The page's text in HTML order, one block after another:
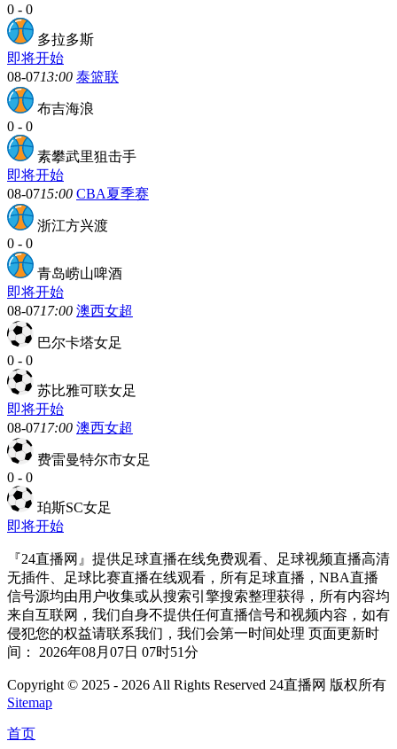
0 - 0
多拉多斯
即将开始
08-0713:00 泰篮联
布吉海浪
0 - 0
素攀武里狙击手
即将开始
08-0715:00 CBA夏季赛
浙江方兴渡
0 - 0
青岛崂山啤酒
即将开始
08-0717:00 澳西女超
巴尔卡塔女足
0 - 0
苏比雅可联女足
即将开始
08-0717:00 澳西女超
费雷曼特尔市女足
0 - 0
珀斯SC女足
即将开始
『24直播网』提供足球直播在线免费观看、足球视频直播高清
无插件、足球比赛直播在线观看，所有足球直播，NBA直播
信号源均由用户收集或从搜索引擎搜索整理获得，所有内容均
来自互联网，我们自身不提供任何直播信号和视频内容，如有
侵犯您的权益请联系我们，我们会第一时间处理 页面更新时
间： 2026年08月07日 07时51分
Copyright © 2025 - 2026 All Rights Reserved 24直播网 版权所有
Sitemap
首页